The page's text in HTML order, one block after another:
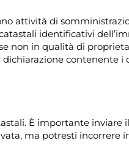
attività di
identificativi
non in qualità di
contenente i
È importante
ma potresti incorrere